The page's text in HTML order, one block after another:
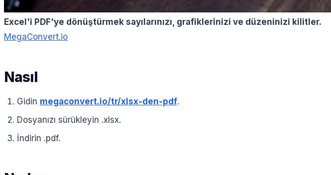
Excel'i PDF'ye dönüştürmek sayılarınızı, grafiklerinizi ve düzeninizi kilitler.
MegaConvert.io
Nasıl
Gidin megaconvert.io/tr/xlsx-den-pdf.
Dosyanızı sürükleyin .xlsx.
İndirin .pdf.